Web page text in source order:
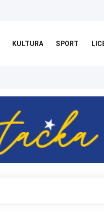
KULTURA SPORT